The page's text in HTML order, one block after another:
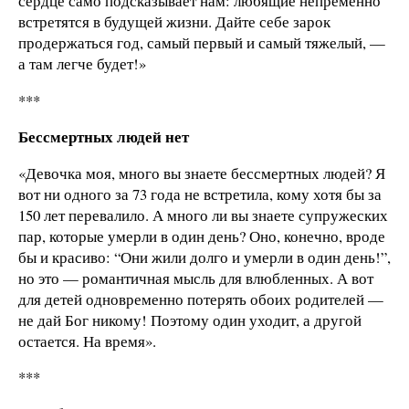
встретятся в будущей жизни. Дайте себе зарок
продержаться год, самый первый и самый тяжелый, —
а там легче будет!»
***
Бессмертных людей нет
«Девочка моя, много вы знаете бессмертных людей? Я
вот ни одного за 73 года не встретила, кому хотя бы за
150 лет перевалило. А много ли вы знаете супружеских
пар, которые умерли в один день? Оно, конечно, вроде
бы и красиво: “Они жили долго и умерли в один день!”,
но это — романтичная мысль для влюбленных. А вот
для детей одновременно потерять обоих родителей —
не дай Бог никому! Поэтому один уходит, а другой
остается. На время».
***